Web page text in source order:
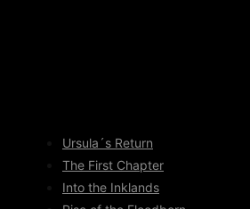
Ursula´s Return
The First Chapter
Into the Inklands